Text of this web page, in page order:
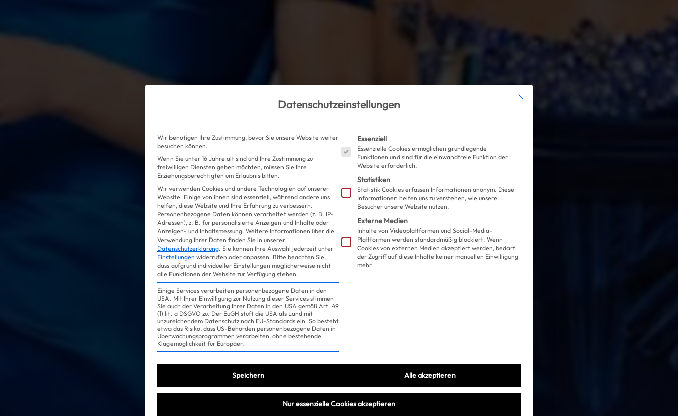
Gossip
Mit diesem Button wird der Dialog geschlossen. Seine
Datenschutzeinstellungen
Wir benötigen Ihre Zustimmung, bevor Sie unsere Website weiter
besuchen können.
Wenn Sie unter 16 Jahre alt sind und Ihre Zustimmung zu
freiwilligen Diensten geben möchten, müssen Sie Ihre
Erziehungsberechtigten um Erlaubnis bitten.
Wir verwenden Cookies und andere Technologien auf unserer
Website. Einige von ihnen sind essenziell, während andere uns
helfen, diese Website und Ihre Erfahrung zu verbessern.
Personenbezogene Daten können verarbeitet werden (z. B. IP-
Adressen), z. B. für personalisierte Anzeigen und Inhalte oder
Anzeigen- und Inhaltsmessung. Weitere Informationen über die
Verwendung Ihrer Daten finden Sie in unserer
Datenschutzerklärung. Sie können Ihre Auswahl jederzeit unter
Einstellungen widerrufen oder anpassen. Bitte beachten Sie,
dass aufgrund individueller Einstellungen möglicherweise nicht
alle Funktionen der Website zur Verfügung stehen.
Einige Services verarbeiten personenbezogene Daten in den
USA. Mit Ihrer Einwilligung zur Nutzung dieser Services stimmen
Sie auch der Verarbeitung Ihrer Daten in den USA gemäß Art. 49
(1) lit. a DSGVO zu. Der EuGH stuft die USA als Land mit
unzureichendem Datenschutz nach EU-Standards ein. So besteht
etwa das Risiko, dass US-Behörden personenbezogene Daten in
Überwachungsprogrammen verarbeiten, ohne bestehende
Klagemöglichkeit für Europäer.
Es folgt eine Liste der Service-Gruppen, für die eine Einwilligung erteilt
Essenziell
Essenzielle Cookies ermöglichen grundlegende
Funktionen und sind für die einwandfreie Funktion der
Website erforderlich.
Statistiken
Statistik Cookies erfassen Informationen anonym. Diese
Informationen helfen uns zu verstehen, wie unsere
Besucher unsere Website nutzen.
Externe Medien
Inhalte von Videoplattformen und Social-Media-
Plattformen werden standardmäßig blockiert. Wenn
Cookies von externen Medien akzeptiert werden, bedarf
der Zugriff auf diese Inhalte keiner manuellen Einwilligung
mehr.
Speichern Alle akzeptieren
Nur essenzielle Cookies akzeptieren